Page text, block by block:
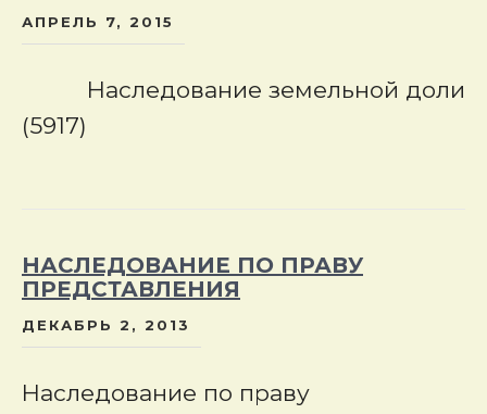
АПРЕЛЬ 7, 2015
Наследование земельной доли
(5917)
НАСЛЕДОВАНИЕ ПО ПРАВУ
ПРЕДСТАВЛЕНИЯ
ДЕКАБРЬ 2, 2013
Наследование по праву